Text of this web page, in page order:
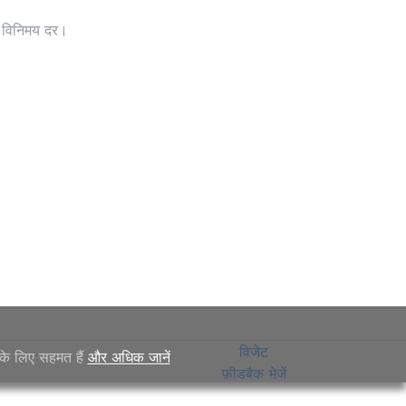
दर।
विजेट
फ़ीडबैक भेजें
लिए सहमत हैं और अधिक जानें